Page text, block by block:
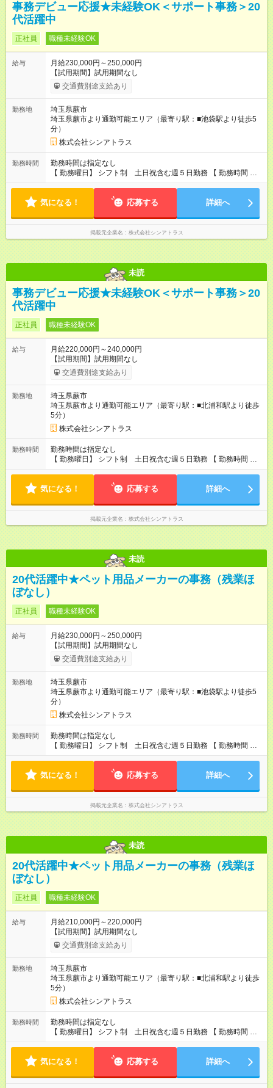
事務デビュー応援★未経験OK＜サポート事務＞20
代活躍中
正社員 職種未経験OK
給与
月給230,000円～250,000円
【試用期間】試用期間なし
交通費別途支給あり
勤務地
埼玉県蕨市
埼玉県蕨市より通勤可能エリア（最寄り駅：■池袋駅より徒歩5
分）
株式会社シンアトラス
勤務時間
勤務時間は指定なし
【 勤務曜日】 シフト制 土日祝含む週５日勤務 【 勤務時間 】
・ 9：00～20：00（実働8h／休憩１h） ※残業ほとんどありま
気になる！ 応募する 詳細へ
掲載元企業名 株式会社シンアトラス
未読
事務デビュー応援★未経験OK＜サポート事務＞20
代活躍中
正社員 職種未経験OK
給与
月給220,000円～240,000円
【試用期間】試用期間なし
交通費別途支給あり
勤務地
埼玉県蕨市
埼玉県蕨市より通勤可能エリア（最寄り駅：■北浦和駅より徒歩
5分）
株式会社シンアトラス
勤務時間
勤務時間は指定なし
【 勤務曜日】 シフト制 土日祝含む週５日勤務 【 勤務時間 】
・ 9：00～20：00（実働8h／休憩１h） ※残業ほとんどありま
気になる！ 応募する 詳細へ
掲載元企業名 株式会社シンアトラス
未読
20代活躍中★ペット用品メーカーの事務（残業ほ
ぼなし）
正社員 職種未経験OK
給与
月給230,000円～250,000円
【試用期間】試用期間なし
交通費別途支給あり
勤務地
埼玉県蕨市
埼玉県蕨市より通勤可能エリア（最寄り駅：■池袋駅より徒歩5
分）
株式会社シンアトラス
勤務時間
勤務時間は指定なし
【 勤務曜日】 シフト制 土日祝含む週５日勤務 【 勤務時間 】
・ 9：00～20：00（実働8h／休憩１h） ※残業ほとんどありま
気になる！ 応募する 詳細へ
掲載元企業名 株式会社シンアトラス
未読
20代活躍中★ペット用品メーカーの事務（残業ほ
ぼなし）
正社員 職種未経験OK
給与
月給210,000円～220,000円
【試用期間】試用期間なし
交通費別途支給あり
勤務地
埼玉県蕨市
埼玉県蕨市より通勤可能エリア（最寄り駅：■北浦和駅より徒歩
5分）
株式会社シンアトラス
勤務時間
勤務時間は指定なし
【 勤務曜日】 シフト制 土日祝含む週５日勤務 【 勤務時間 】
・ 9：00～20：00（実働8h／休憩１h） ※残業ほとんどありま
気になる！ 応募する 詳細へ